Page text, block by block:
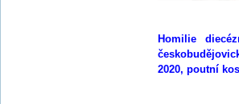
Homilie
2020, poutní